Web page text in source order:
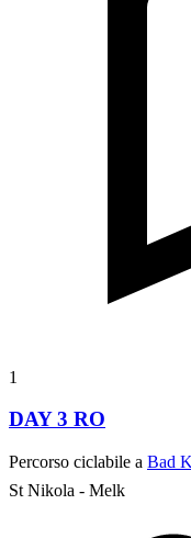
1
DAY 3 RO
Percorso ciclabile a Bad
St Nikola - Melk